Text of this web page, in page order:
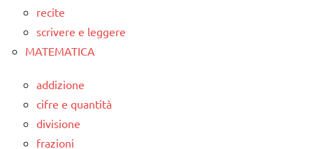
recite
scrivere e leggere
MATEMATICA
addizione
cifre e quantità
divisione
frazioni